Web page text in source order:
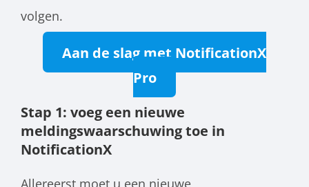
volgen.
Aan de slag met NotificationX
Pro
Stap 1: voeg een nieuwe
meldingswaarschuwing toe in
NotificationX
Allereerst moet u een nieuwe